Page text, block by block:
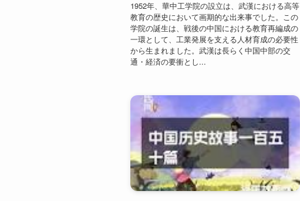
劉備と孫尚香の政略結婚、孫権が荊州を借り武昌に駐兵（209年）
劉備と孫尚香の政略結婚、孫権が荊州を借り武昌
に駐兵（209年）は、三国時代の中国における重
要な政治的転換点の一つです。この事件は、武漢
という都市の地理的・戦略的な価値を背景に、劉
備と孫権という二大勢力の複雑な駆け引きと同盟
関係の変化を象徴し...